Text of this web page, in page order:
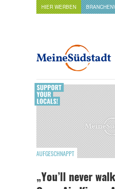
HIER WERBEN
AUFGESCHNAPPT
„You’ll never